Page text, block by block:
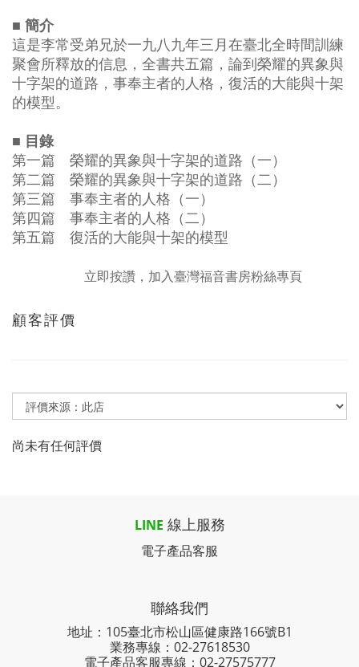
■ 簡介
這是李常受弟兄於一九八九年三月在臺北全時間訓練
聚會所釋放的信息，全書共五篇，論到榮耀的異象與
十字架的道路，事奉主者的人格，復活的大能與十架
的模型。
■ 目錄
第一篇 榮耀的異象與十字架的道路（一）
第二篇 榮耀的異象與十字架的道路（二）
第三篇 事奉主者的人格（一）
第四篇 事奉主者的人格（二）
第五篇 復活的大能與十架的模型
立即按讚，加入臺灣福音書房粉絲專頁
顧客評價
尚未有任何評價
LINE 線上服務
電子產品客服
聯絡我們
地址：105臺北市松山區健康路166號B1
業務專線： 02-27618530
電子產品客服專線：02-27575777